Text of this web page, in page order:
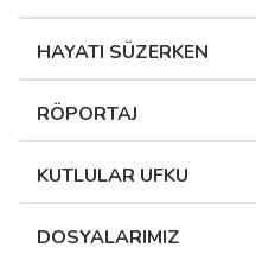
HAYATI SÜZERKEN
RÖPORTAJ
KUTLULAR UFKU
DOSYALARIMIZ